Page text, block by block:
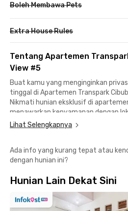
Boleh Membawa Pets
Extra House Rules
Tentang Apartemen
View #5
Buat kamu yang menginginkan
tinggal di Apartemen Transpark
Nikmati hunian eksklusif di
menawarkan kenyamanan dengan
apartemen 2BR dengan city view ini
ber-AC, serta dilengkapi kamar
Fasilitas eksklusif Apartemen
parkir. Harga sewa sudah termasuk
Lihat Selengkapnya
Ada info yang kurang tepat atau
dengan hunian ini?
Hunian Lain Dekat Sini